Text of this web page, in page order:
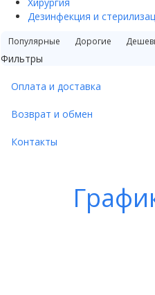
Дезинфекция и
Популярные Дорогие
Фильтры
Оплата и доставка
Возврат и обмен
Контакты